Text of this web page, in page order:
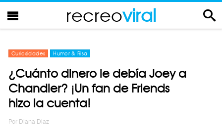
recreoviral
Curiosidades Humor & Risa
¿Cuánto dinero le debía Joey a
Chandler? ¡Un fan de Friends
hizo la cuenta!
Por Diana Diaz